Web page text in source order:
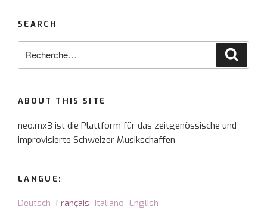
SEARCH
ABOUT THIS SITE
neo.mx3 ist die Plattform für das zeitgenössische und
improvisierte Schweizer Musikschaffen
LANGUE:
Deutsch Français Italiano English